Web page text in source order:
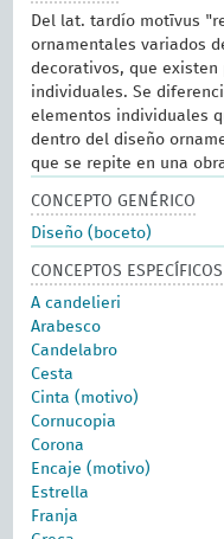
Del lat. tardío motīvus
ornamentales variados
decorativos, que existen
individuales. Se
elementos individuales
dentro del diseño
que se repite en una
CONCEPTO GENÉRICO
Diseño (boceto)
CONCEPTOS ESPECÍFICOS
A candelieri
Arabesco
Candelabro
Cesta
Cinta (motivo)
Cornucopia
Corona
Encaje (motivo)
Estrella
Franja